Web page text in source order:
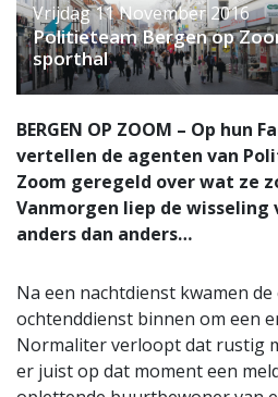
Vrijdag 11 November 2016
Politieteam Bergen op
sporthal
BERGEN OP ZOOM – Op hun
vertellen de agenten van
Zoom geregeld over wat ze
Vanmorgen liep de wisseling
anders dan anders…
Na een nachtdienst kwamen de
ochtenddienst binnen om een
Normaliter verloopt dat rustig
er juist op dat moment een